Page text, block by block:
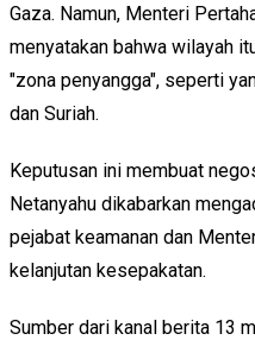
Gaza. Namun, Menteri
menyatakan bahwa wilayah
"zona penyangga", seperti
dan Suriah.
Keputusan ini membuat
Netanyahu dikabarkan
pejabat keamanan dan
kelanjutan kesepakatan.
Sumber dari kanal berita 13